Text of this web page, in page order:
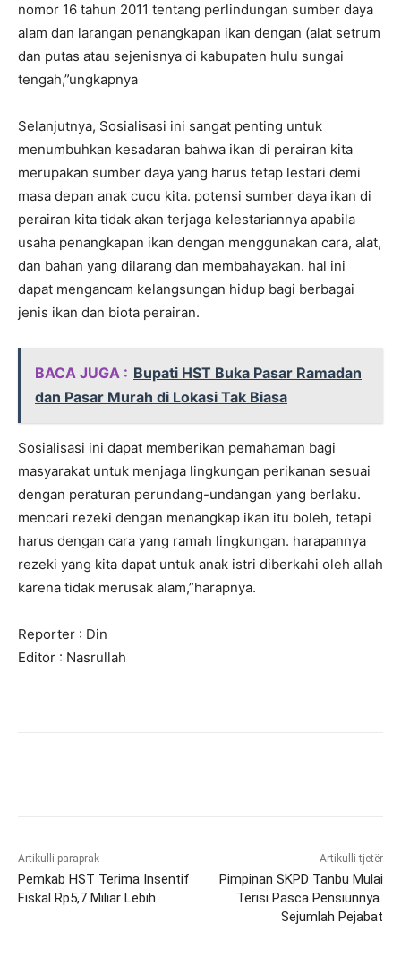
nomor 16 tahun 2011 tentang perlindungan sumber daya
alam dan larangan penangkapan ikan dengan (alat setrum
dan putas atau sejenisnya di kabupaten hulu sungai
tengah,”ungkapnya
Selanjutnya, Sosialisasi ini sangat penting untuk
menumbuhkan kesadaran bahwa ikan di perairan kita
merupakan sumber daya yang harus tetap lestari demi
masa depan anak cucu kita. potensi sumber daya ikan di
perairan kita tidak akan terjaga kelestariannya apabila
usaha penangkapan ikan dengan menggunakan cara, alat,
dan bahan yang dilarang dan membahayakan. hal ini
dapat mengancam kelangsungan hidup bagi berbagai
jenis ikan dan biota perairan.
BACA JUGA : Bupati HST Buka Pasar Ramadan
dan Pasar Murah di Lokasi Tak Biasa
Sosialisasi ini dapat memberikan pemahaman bagi
masyarakat untuk menjaga lingkungan perikanan sesuai
dengan peraturan perundang-undangan yang berlaku.
mencari rezeki dengan menangkap ikan itu boleh, tetapi
harus dengan cara yang ramah lingkungan. harapannya
rezeki yang kita dapat untuk anak istri diberkahi oleh allah
karena tidak merusak alam,”harapnya.
Reporter : Din
Editor : Nasrullah
Artikulli paraprak
Pemkab HST Terima Insentif
Fiskal Rp5,7 Miliar Lebih
Artikulli tjetër
Pimpinan SKPD Tanbu Mulai
Terisi Pasca Pensiunnya
Sejumlah Pejabat